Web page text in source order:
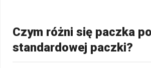
Czym różni się paczka
standardowej paczki?